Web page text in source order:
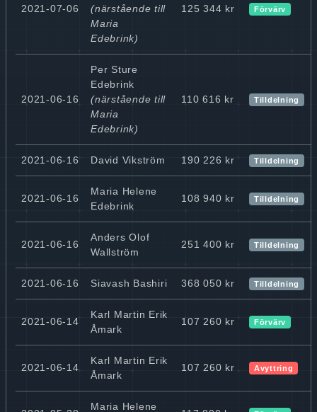
2021-07-06
(närstående till
Maria
Edebrink)
125 344 kr Förvärv
2021-06-16
Per Sture
Edebrink
(närstående till
Maria
Edebrink)
110 616 kr Tilldelning
2021-06-16 David Vikström 190 226 kr Tilldelning
2021-06-16
Maria Helene
Edebrink
108 940 kr Tilldelning
2021-06-16
Anders Olof
Wallström
251 400 kr Tilldelning
2021-06-16 Siavash Bashiri 368 050 kr Tilldelning
2021-06-14
Karl Martin Erik
Åmark
107 260 kr Förvärv
2021-06-14
Karl Martin Erik
Åmark
107 260 kr Avyttring
Maria Helene